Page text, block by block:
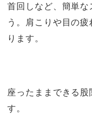
首回しなど、簡単な
う。肩こりや目の
ります。
座ったままできる
す。